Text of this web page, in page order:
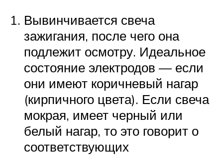
Вывинчивается свеча
зажигания, после чего она
подлежит осмотру. Идеальное
состояние электродов — если
они имеют коричневый нагар
(кирпичного цвета). Если свеча
мокрая, имеет черный или
белый нагар, то это говорит о
соответствующих